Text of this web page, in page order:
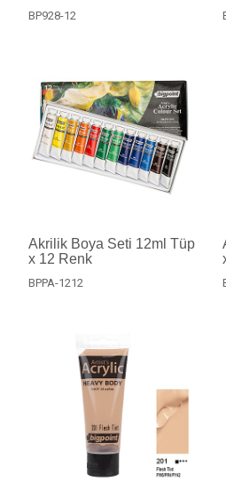
BP928-12
Akrilik Boya Seti 12ml Tüp
x 12 Renk
BPPA-1212